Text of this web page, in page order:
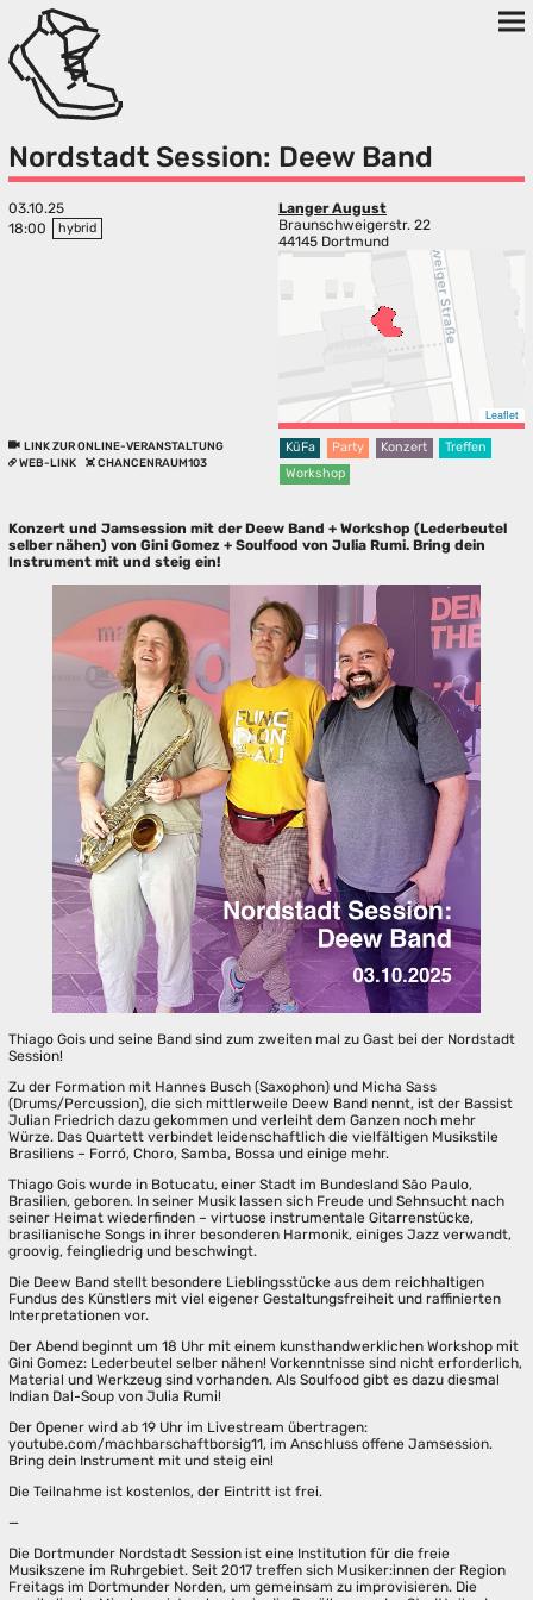
Nordstadt Session: Deew Band
03.10.25
18:00
hybrid
Langer August
Braunschweigerstr. 22
44145 Dortmund
Leaflet
LINK ZUR ONLINE-VERANSTALTUNG
WEB-LINK
CHANCENRAUM103
KüFa Party Konzert
Treffen
Workshop
Konzert und Jamsession mit der Deew Band + Workshop (Lederbeutel
selber nähen) von Gini Gomez + Soulfood von Julia Rumi. Bring dein
Instrument mit und steig ein!
Thiago Gois und seine Band sind zum zweiten mal zu Gast bei der Nordstadt
Session!
Zu der Formation mit Hannes Busch (Saxophon) und Micha Sass
(Drums/Percussion), die sich mittlerweile Deew Band nennt, ist der Bassist
Julian Friedrich dazu gekommen und verleiht dem Ganzen noch mehr
Würze. Das Quartett verbindet leidenschaftlich die vielfältigen Musikstile
Brasiliens – Forró, Choro, Samba, Bossa und einige mehr.
Thiago Gois wurde in Botucatu, einer Stadt im Bundesland São Paulo,
Brasilien, geboren. In seiner Musik lassen sich Freude und Sehnsucht nach
seiner Heimat wiederfinden – virtuose instrumentale Gitarrenstücke,
brasilianische Songs in ihrer besonderen Harmonik, einiges Jazz verwandt,
groovig, feingliedrig und beschwingt.
Die Deew Band stellt besondere Lieblingsstücke aus dem reichhaltigen
Fundus des Künstlers mit viel eigener Gestaltungsfreiheit und raffinierten
Interpretationen vor.
Der Abend beginnt um 18 Uhr mit einem kunsthandwerklichen Workshop mit
Gini Gomez: Lederbeutel selber nähen! Vorkenntnisse sind nicht erforderlich,
Material und Werkzeug sind vorhanden. Als Soulfood gibt es dazu diesmal
Indian Dal-Soup von Julia Rumi!
Der Opener wird ab 19 Uhr im Livestream übertragen:
youtube.com/machbarschaftborsig11, im Anschluss offene Jamsession.
Bring dein Instrument mit und steig ein!
Die Teilnahme ist kostenlos, der Eintritt ist frei.
—
Die Dortmunder Nordstadt Session ist eine Institution für die freie
Musikszene im Ruhrgebiet. Seit 2017 treffen sich Musiker:innen der Region
Freitags im Dortmunder Norden, um gemeinsam zu improvisieren. Die